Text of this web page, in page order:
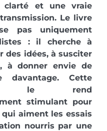
clarté et une vraie
Le livre
pas uniquement
: il cherche à
des idées, à susciter
à donner envie de
davantage. Cette
le rend
stimulant pour
aiment les essais
nourris par une